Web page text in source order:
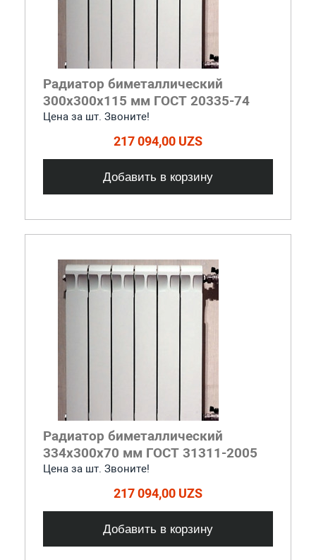
Радиатор биметаллический
300x300x115 мм ГОСТ 20335-74
Цена за шт. Звоните!
217 094,00 UZS
Добавить в корзину
Радиатор биметаллический
334x300x70 мм ГОСТ 31311-2005
Цена за шт. Звоните!
217 094,00 UZS
Добавить в корзину